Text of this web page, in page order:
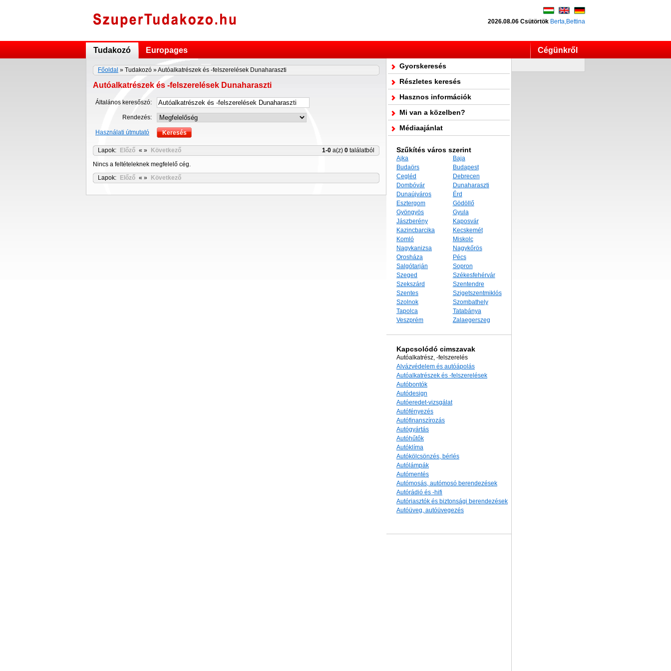
2026.08.06 Csütörtök Berta,Bettina
Tudakozó Europages Cégünkről
Főoldal » Tudakozó » Autóalkatrészek és -felszerelések Dunaharaszti
Autóalkatrészek és -felszerelések Dunaharaszti
Általános keresőszó:
Rendezés:
Használati útmutató
Lapok: Előző « » Következő 1-0 a(z) 0 találatból
Nincs a feltételeknek megfelelő cég.
Lapok:
Előző « » Következő
Gyorskeresés
Részletes keresés
Hasznos információk
Mi van a közelben?
Médiaajánlat
Szűkítés város szerint
Ajka
Baja
Budaörs
Budapest
Cegléd
Debrecen
Dombóvár
Dunaharaszti
Dunaújváros
Érd
Esztergom
Gödöllő
Gyöngyös
Gyula
Jászberény
Kaposvár
Kazincbarcika
Kecskemét
Komló
Miskolc
Nagykanizsa
Nagykőrös
Orosháza
Pécs
Salgótarján
Sopron
Szeged
Székesfehérvár
Szekszárd
Szentendre
Szentes
Szigetszentmiklós
Szolnok
Szombathely
Tapolca
Tatabánya
Veszprém
Zalaegerszeg
Kapcsolódó cimszavak
Autóalkatrész, -felszerelés
Alvázvédelem és autóápolás
Autóalkatrészek és -felszerelések
Autóbontók
Autódesign
Autóeredet-vizsgálat
Autófényezés
Autófinanszírozás
Autógyártás
Autóhűtők
Autóklíma
Autókölcsönzés, bérlés
Autólámpák
Autómentés
Autómosás, autómosó berendezések
Autórádió és -hifi
Autóriasztók és biztonsági berendezések
Autóüveg, autóüvegezés